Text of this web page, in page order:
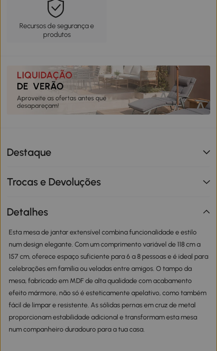
Recursos de segurança e
produtos
Destaque
Trocas e Devoluções
Detalhes
Esta mesa de jantar extensível combina funcionalidade e estilo
num design elegante. Com um comprimento variável de 118 cm a
157 cm, oferece espaço suficiente para 6 a 8 pessoas e é ideal para
celebrações em família ou veladas entre amigos. O tampo da
mesa, fabricado em MDF de alta qualidade com acabamento
efeito mármore, não só é esteticamente apelativo, como também
fácil de limpar e resistente. As sólidas pernas em cruz de metal
proporcionam estabilidade adicional e transformam esta mesa
num companheiro duradouro para a tua casa.